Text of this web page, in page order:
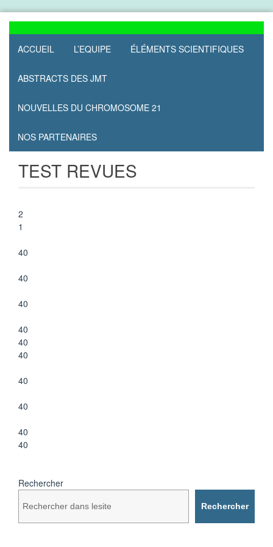
contentACCUEIL L’EQUIPE ÉLÉMENTS SCIENTIFIQUES
ABSTRACTS DES JMT
NOUVELLES DU CHROMOSOME 21
NOS PARTENAIRES
TEST REVUES
2
1
40
40
40
40
40
40
40
40
40
40
Rechercher
Rechercher